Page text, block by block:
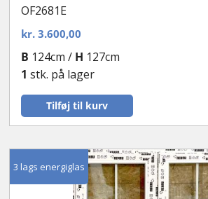
OF2681E
kr.3.600,00
Tilføj til kurv
B 124cm / H 127cm
1 stk. på lager
3 lags energiglas